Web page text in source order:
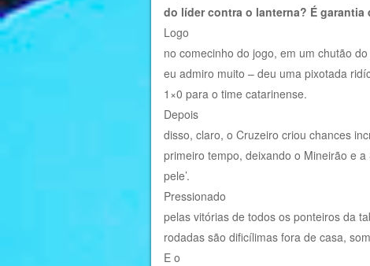
do líder contra o lanterna? É garantia
Logo
no comecinho do jogo, em um chutão
eu admiro muito – deu uma pixotada
1×0 para o time catarinense.
Depois
disso, claro, o Cruzeiro criou chances
primeiro tempo, deixando o Mineirão e
pele’.
Pressionado
pelas vitórias de todos os ponteiros da
rodadas são dificílimas fora de casa,
E o